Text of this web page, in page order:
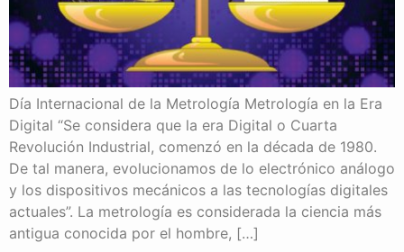
Día Internacional de la Metrología Metrología en la Era
Digital “Se considera que la era Digital o Cuarta
Revolución Industrial, comenzó en la década de 1980.
De tal manera, evolucionamos de lo electrónico análogo
y los dispositivos mecánicos a las tecnologías digitales
actuales”. La metrología es considerada la ciencia más
antigua conocida por el hombre, […]